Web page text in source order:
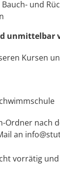
und
unmittelbar
Kursen
Ordner nach
an
vorrätig